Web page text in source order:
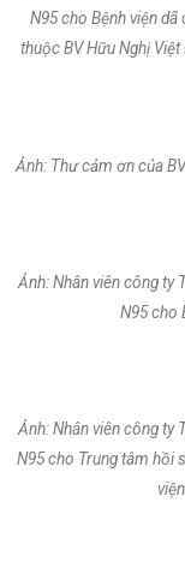
N95 cho Bệnh viện
thuộc BV Hữu Nghị
Ảnh: Thư cảm ơn của
Ảnh: Nhân viên công ty
N95 cho
Ảnh: Nhân viên công ty
N95 cho Trung tâm hồi